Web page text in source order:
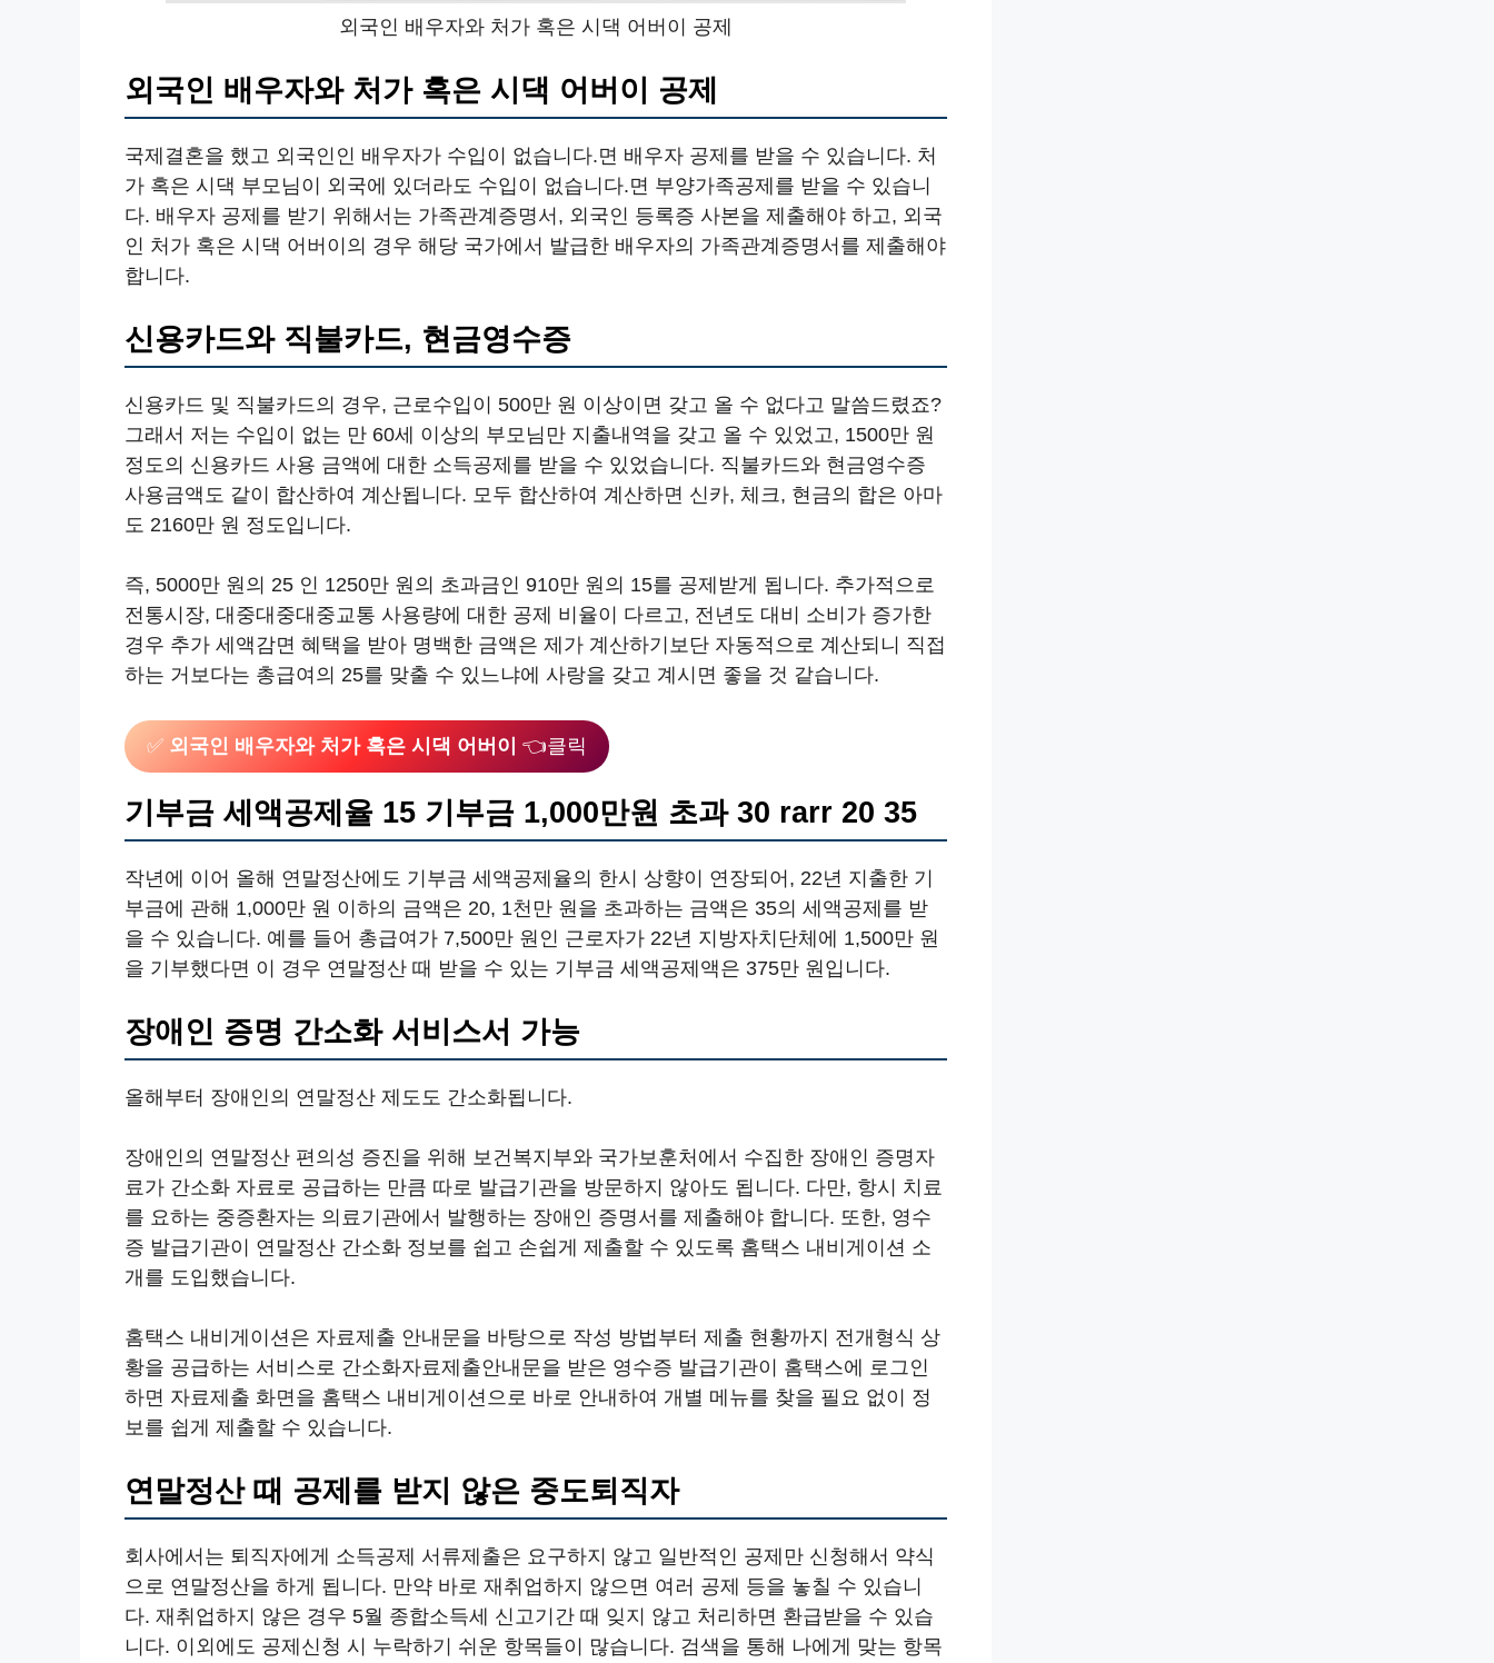
외국인 배우자와 처가 혹은 시댁 어버이 공제
외국인 배우자와 처가 혹은 시댁 어버이 공제
국제결혼을 했고 외국인인 배우자가 수입이 없습니다.면 배우자 공제를 받을 수 있습니다. 처
가 혹은 시댁 부모님이 외국에 있더라도 수입이 없습니다.면 부양가족공제를 받을 수 있습니
다. 배우자 공제를 받기 위해서는 가족관계증명서, 외국인 등록증 사본을 제출해야 하고, 외국
인 처가 혹은 시댁 어버이의 경우 해당 국가에서 발급한 배우자의 가족관계증명서를 제출해야
합니다.
신용카드와 직불카드, 현금영수증
신용카드 및 직불카드의 경우, 근로수입이 500만 원 이상이면 갖고 올 수 없다고 말씀드렸죠?
그래서 저는 수입이 없는 만 60세 이상의 부모님만 지출내역을 갖고 올 수 있었고, 1500만 원
정도의 신용카드 사용 금액에 대한 소득공제를 받을 수 있었습니다. 직불카드와 현금영수증
사용금액도 같이 합산하여 계산됩니다. 모두 합산하여 계산하면 신카, 체크, 현금의 합은 아마
도 2160만 원 정도입니다.
즉, 5000만 원의 25 인 1250만 원의 초과금인 910만 원의 15를 공제받게 됩니다. 추가적으로
전통시장, 대중대중대중교통 사용량에 대한 공제 비율이 다르고, 전년도 대비 소비가 증가한
경우 추가 세액감면 혜택을 받아 명백한 금액은 제가 계산하기보단 자동적으로 계산되니 직접
하는 거보다는 총급여의 25를 맞출 수 있느냐에 사랑을 갖고 계시면 좋을 것 같습니다.
✅ 외국인 배우자와 처가 혹은 시댁 어버이 👈클릭
기부금 세액공제율 15 기부금 1,000만원 초과 30 rarr 20 35
작년에 이어 올해 연말정산에도 기부금 세액공제율의 한시 상향이 연장되어, 22년 지출한 기
부금에 관해 1,000만 원 이하의 금액은 20, 1천만 원을 초과하는 금액은 35의 세액공제를 받
을 수 있습니다. 예를 들어 총급여가 7,500만 원인 근로자가 22년 지방자치단체에 1,500만 원
을 기부했다면 이 경우 연말정산 때 받을 수 있는 기부금 세액공제액은 375만 원입니다.
장애인 증명 간소화 서비스서 가능
올해부터 장애인의 연말정산 제도도 간소화됩니다.
장애인의 연말정산 편의성 증진을 위해 보건복지부와 국가보훈처에서 수집한 장애인 증명자
료가 간소화 자료로 공급하는 만큼 따로 발급기관을 방문하지 않아도 됩니다. 다만, 항시 치료
를 요하는 중증환자는 의료기관에서 발행하는 장애인 증명서를 제출해야 합니다. 또한, 영수
증 발급기관이 연말정산 간소화 정보를 쉽고 손쉽게 제출할 수 있도록 홈택스 내비게이션 소
개를 도입했습니다.
홈택스 내비게이션은 자료제출 안내문을 바탕으로 작성 방법부터 제출 현황까지 전개형식 상
황을 공급하는 서비스로 간소화자료제출안내문을 받은 영수증 발급기관이 홈택스에 로그인
하면 자료제출 화면을 홈택스 내비게이션으로 바로 안내하여 개별 메뉴를 찾을 필요 없이 정
보를 쉽게 제출할 수 있습니다.
연말정산 때 공제를 받지 않은 중도퇴직자
회사에서는 퇴직자에게 소득공제 서류제출은 요구하지 않고 일반적인 공제만 신청해서 약식
으로 연말정산을 하게 됩니다. 만약 바로 재취업하지 않으면 여러 공제 등을 놓칠 수 있습니
다. 재취업하지 않은 경우 5월 종합소득세 신고기간 때 잊지 않고 처리하면 환급받을 수 있습
니다. 이외에도 공제신청 시 누락하기 쉬운 항목들이 많습니다. 검색을 통해 나에게 맞는 항목